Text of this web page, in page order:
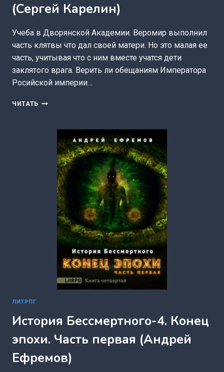
(Сергей Карелин)
Учеба в Дворянской Академии. Веромир выполнил
часть клятвы что дал своей матери. Но это малая ее
часть, учитывая что с ним вместе учатся дети
заклятого врага. Верить ли обещаниям Императора
Росийской империи…
ЧИТАТЬ ПОСЛЕДНИЙ
БЕЛЬСКИХ
(СЕРГЕЙ
КАРЕЛИН)
ЛИТРПГ
История Бессмертного-4. Конец
эпохи. Часть первая (Андрей
Ефремов)